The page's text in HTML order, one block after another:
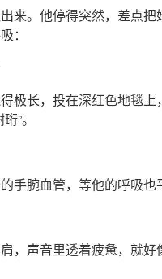
来。他停得突然，差点
：
极长，投在深红色地毯
”。
手腕血管，等他的呼吸也
，声音里透着疲惫，就